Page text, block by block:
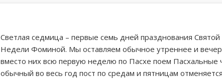
Светлая седмица – первые семь дней празднования
Недели Фоминой. Мы оставляем обычное утреннее и
вместо них всю первую неделю по Пасхе поем
обычный во весь год пост по средам и пятницам